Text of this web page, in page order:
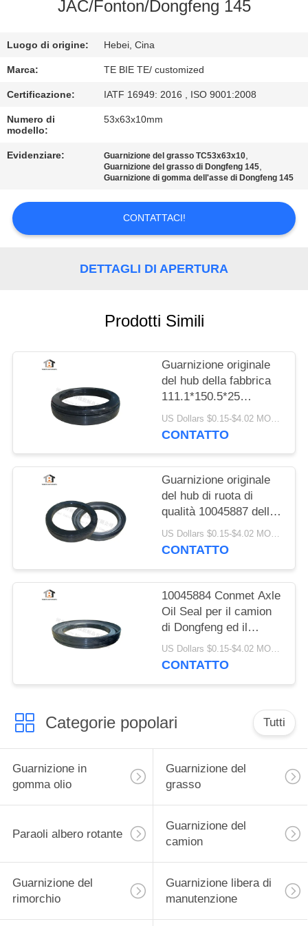
CONTROLLO
QUALITÀ
CONTATTICI
NOTIZIE
MAPPA
JAC/Fonton/Dongfeng 145
Luogo di origine: Hebei, Cina
Marca: TE BIE TE/ customized
Certificazione: IATF 16949: 2016 , ISO 9001:2008
Numero di
modello:
53x63x10mm
Evidenziare: Guarnizione del grasso TC53x63x10,
Guarnizione del grasso di Dongfeng 145,
Guarnizione di gomma dell'asse di Dongfeng 145
CONTATTACI!
DETTAGLI DI APERTURA
Prodotti Simili
Guarnizione originale
del hub della fabbrica
111.1*150.5*25
applicabile a Conmet
Axle No 10045883
US Dollars $0.15-$4.02 MOQ:20 pezzi
CONTATTO
Guarnizione originale
del hub di ruota di
qualità 10045887 della
fabbrica per la
guarnizione dell'asse
US Dollars $0.15-$4.02 MOQ:20 pezzi
CONTATTO
10045884 Conmet Axle
Oil Seal per il camion
di Dongfeng ed il
camion
133.36x187.5x24 di
US Dollars $0.15-$4.02 MOQ:20 pezzi
CONTATTO
Categorie popolari Tutti
Guarnizione in
gomma olio
Guarnizione del
grasso
Paraoli albero rotante
Guarnizione del
camion
Guarnizione del
rimorchio
Guarnizione libera di
manutenzione